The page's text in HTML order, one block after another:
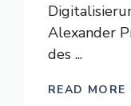
Alexander
des ...
READ MORE